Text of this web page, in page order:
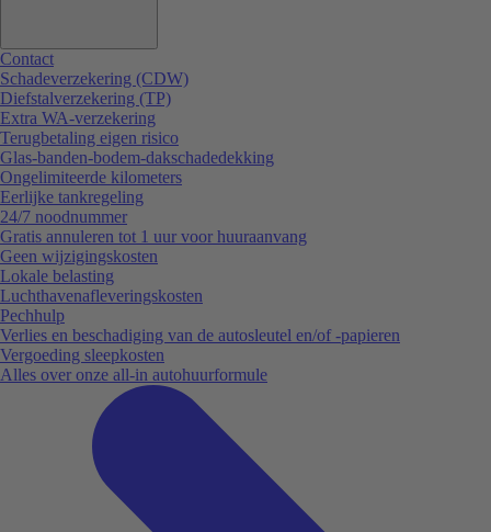
Contact
Schadeverzekering (CDW)
Diefstalverzekering (TP)
Extra WA-verzekering
Terugbetaling eigen risico
Glas-banden-bodem-dakschadedekking
Ongelimiteerde kilometers
Eerlijke tankregeling
24/7 noodnummer
Gratis annuleren tot 1 uur voor huuraanvang
Geen wijzigingskosten
Lokale belasting
Luchthavenafleveringskosten
Pechhulp
Verlies en beschadiging van de autosleutel en/of -papieren
Vergoeding sleepkosten
Alles over onze all-in autohuurformule